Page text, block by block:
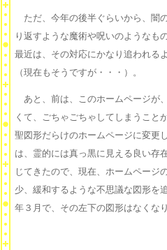
ただ、今年の後半ぐらいから、闇
り返すような魔術や呪いのようなも
最近は、その対応にかなり追われる
（現在もそうですが・・・）。
あと、前は、このホームページが
くて、ごちゃごちゃしてしまうこと
聖図形だらけのホームページに変更
は、霊的には真っ黒に見える良い存
じてきたので、現在、ホームページ
少、緩和するような不思議な図形を
年３月で、その左下の図形はなくな